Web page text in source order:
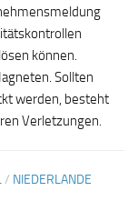
können.
Sollten
werden, besteht
Verletzungen.
/ NIEDERLANDE